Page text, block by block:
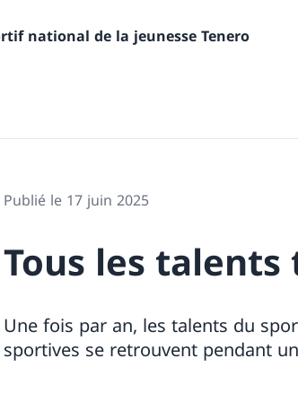
national de la jeunesse Tenero
Publié le 17 juin 2025
Tous les talents
Une fois par an, les talents du
sportives se retrouvent pendant